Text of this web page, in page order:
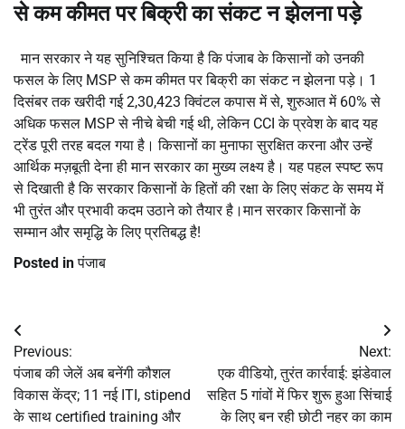
से कम कीमत पर बिक्री का संकट न झेलना पड़े
मान सरकार ने यह सुनिश्चित किया है कि पंजाब के किसानों को उनकी
फसल के लिए MSP से कम कीमत पर बिक्री का संकट न झेलना पड़े। 1
दिसंबर तक खरीदी गई 2,30,423 क्विंटल कपास में से, शुरुआत में 60% से
अधिक फसल MSP से नीचे बेची गई थी, लेकिन CCI के प्रवेश के बाद यह
ट्रेंड पूरी तरह बदल गया है। किसानों का मुनाफा सुरक्षित करना और उन्हें
आर्थिक मज़बूती देना ही मान सरकार का मुख्य लक्ष्य है। यह पहल स्पष्ट रूप
से दिखाती है कि सरकार किसानों के हितों की रक्षा के लिए संकट के समय में
भी तुरंत और प्रभावी कदम उठाने को तैयार है।मान सरकार किसानों के
सम्मान और समृद्धि के लिए प्रतिबद्ध है!
Posted inपंजाब
Post
navigation
Previous:
पंजाब की जेलें अब बनेंगी कौशल
विकास केंद्र; 11 नई ITI, stipend
के साथ certified training और
Next:
एक वीडियो, तुरंत कार्रवाई: झंडेवाल
सहित 5 गांवों में फिर शुरू हुआ सिंचाई
के लिए बन रही छोटी नहर का काम